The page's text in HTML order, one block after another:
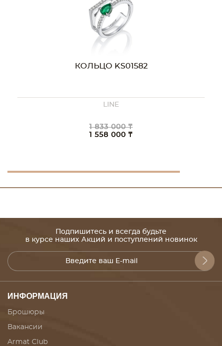
КОЛЬЦО KS01582
LINE
1 833 000 ₸
1 558 000 ₸
Подпишитесь и всегда будьте
в курсе наших Акций и поступлений новинок
ИНФОРМАЦИЯ
Брошюры
Вакансии
Armat Club